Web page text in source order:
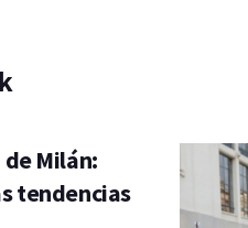
de Milán:
tendencias